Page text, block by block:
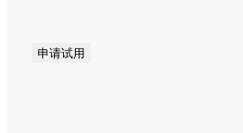
申请试用